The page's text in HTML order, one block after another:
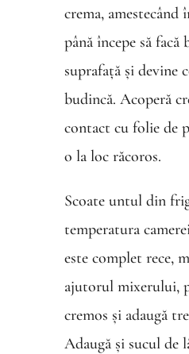
crema, amestecând
până începe să facă
suprafață și devine
budincă. Acoperă
contact cu folie de
o la loc răcoros.
Scoate untul din
temperatura
este complet rece,
ajutorul mixerului,
cremos și adaugă
Adaugă și sucul de